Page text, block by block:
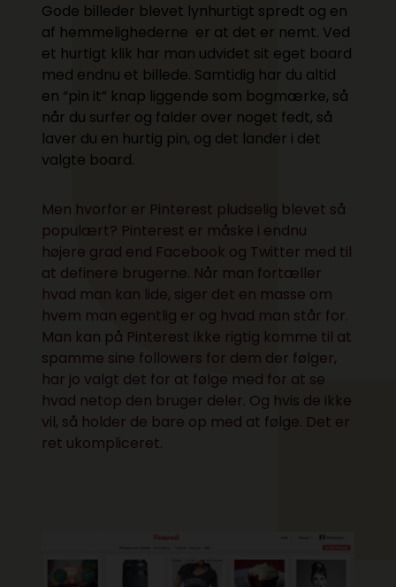
Gode billeder blevet lynhurtigt spredt og en
af hemmelighederne er at det er nemt. Ved
et hurtigt klik har man udvidet sit eget board
med endnu et billede. Samtidig har du altid
en “pin it” knap liggende som bogmærke, så
når du surfer og falder over noget fedt, så
laver du en hurtig pin, og det lander i det
valgte board.
Men hvorfor er Pinterest pludselig blevet så
populært? Pinterest er måske i endnu
højere grad end Facebook og Twitter med til
at definere brugerne. Når man fortæller
hvad man kan lide, siger det en masse om
hvem man egentlig er og hvad man står for.
Man kan på Pinterest ikke rigtig komme til at
spamme sine followers for dem der følger,
har jo valgt det for at følge med for at se
hvad netop den bruger deler. Og hvis de ikke
vil, så holder de bare op med at følge. Det er
ret ukompliceret.